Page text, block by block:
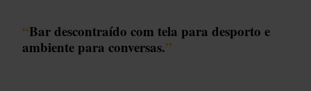
“Bar descontraído com tela para desporto e
ambiente para conversas.”